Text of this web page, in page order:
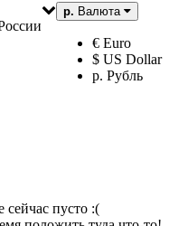
р. Валюта
€ Euro
$ US Dollar
р. Рубль
сейчас пусто :(